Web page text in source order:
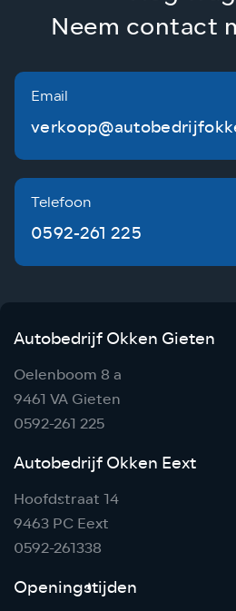
Neem contact
Email
Telefoon
0592-261 225
Autobedrijf Okken Gieten
Oelenboom 8 a
9461 VA Gieten
0592-261 225
Autobedrijf Okken Eext
Hoofdstraat 14
9463 PC Eext
0592-261338
Openingstijden